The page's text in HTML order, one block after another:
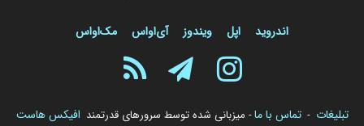
اندروید اپل ویندوز آی‌او‌اس مک‌او‌اس
تبلیغات - تماس با ما- میزبانی شده توسط سرورهای قدرتمند افیکس هاست